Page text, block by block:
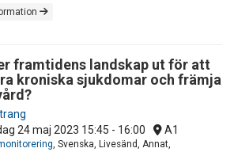
framtidens landskap ut för att
kroniska sjukdomar och främja
24 maj 2023 15:45 - 16:00 A1
, Svenska, Livesänd, Annat,